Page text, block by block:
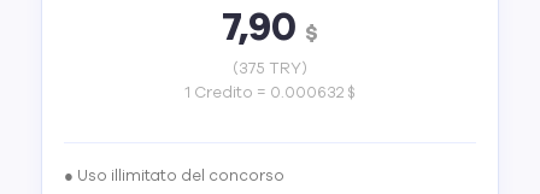
7,90 $
(375 TRY)
1 Credito = 0.000632 $
● Uso illimitato del concorso